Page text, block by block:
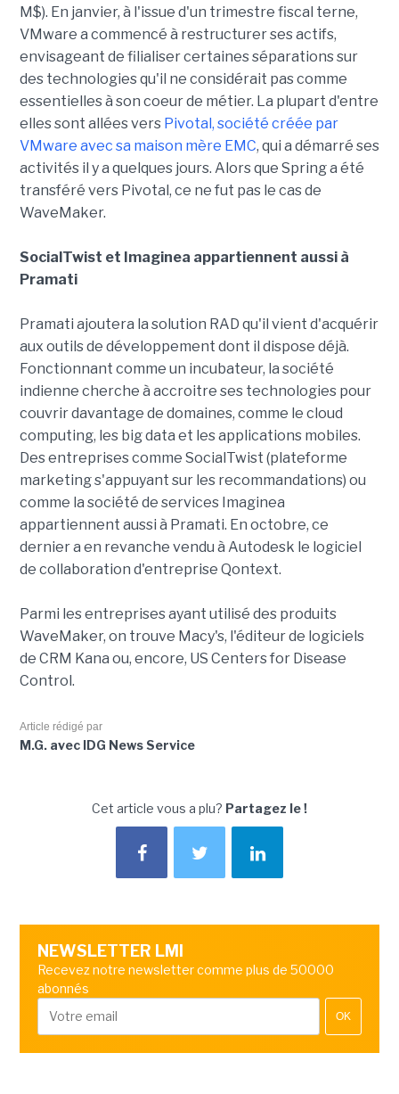
M$). En janvier, à l'issue d'un trimestre fiscal terne,
VMware a commencé à restructurer ses actifs,
envisageant de filialiser certaines séparations sur
des technologies qu'il ne considérait pas comme
essentielles à son coeur de métier. La plupart d'entre
elles sont allées vers Pivotal, société créée par
VMware avec sa maison mère EMC, qui a démarré ses
activités il y a quelques jours. Alors que Spring a été
transféré vers Pivotal, ce ne fut pas le cas de
WaveMaker.
SocialTwist et Imaginea appartiennent aussi à
Pramati
Pramati ajoutera la solution RAD qu'il vient d'acquérir
aux outils de développement dont il dispose déjà.
Fonctionnant comme un incubateur, la société
indienne cherche à accroitre ses technologies pour
couvrir davantage de domaines, comme le cloud
computing, les big data et les applications mobiles.
Des entreprises comme SocialTwist (plateforme
marketing s'appuyant sur les recommandations) ou
comme la société de services Imaginea
appartiennent aussi à Pramati. En octobre, ce
dernier a en revanche vendu à Autodesk le logiciel
de collaboration d'entreprise Qontext.
Parmi les entreprises ayant utilisé des produits
WaveMaker, on trouve Macy's, l'éditeur de logiciels
de CRM Kana ou, encore, US Centers for Disease
Control.
Article rédigé par
M.G. avec IDG News Service
Cet article vous a plu? Partagez le !
NEWSLETTER LMI
Recevez notre newsletter comme plus de 50000
abonnés
OK